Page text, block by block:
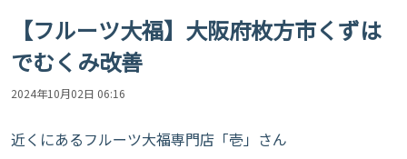
【フルーツ大福】大阪府枚方市くずは
でむくみ改善
2024年10月02日 06:16
近くにあるフルーツ大福専門店「壱」さん